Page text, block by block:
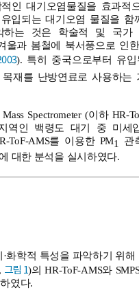
인 대기오염물질을 효과적
입되는 대기오염 물질을
하는 것은 학술적 및 국
과 봄철에 북서풍으로 인
). 특히 중국으로부터 유입
재를 난방연료로 사용하
Spectrometer (이하 HR-
역인 백령도 대기 중 미세
ToF-AMS를 이용한 PM1
관
대한 분석을 실시하였다.
화학적 특성을 파악하기 위
그림 1)의 HR-ToF-AMS와
였다.